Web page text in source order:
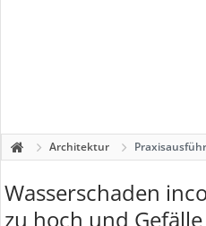
Architektur
Wasserschaden
zu hoch und